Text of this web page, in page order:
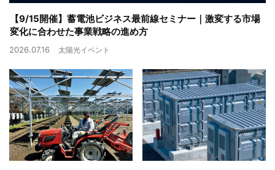
【9/15開催】蓄電池ビジネス最前線セミナー｜激変する市場
変化に合わせた事業戦略の進め方
2026.07.16 太陽光イベント